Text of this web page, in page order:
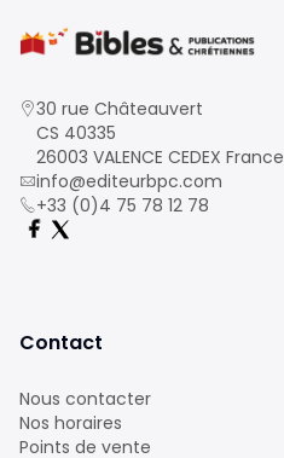
30 rue Châteauvert
CS 40335
26003 VALENCE CEDEX France
info@editeurbpc.com
+33 (0)4 75 78 12 78
Contact
Nous contacter
Nos horaires
Points de vente